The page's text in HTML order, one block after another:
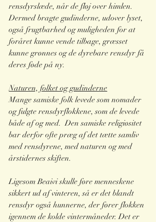
rensdyrslæde, når de fløj over himlen.
Dermed bragte gudinderne, udover lyset,
også frugtbarhed og muligheden for at
foråret kunne vende tilbage, græsset
kunne grønnes og de dyrebare rensdyr få
deres føde på ny.
Naturen, folket og gudinderne
Mange samiske folk levede som nomader
og fulgte rensdyrflokkene, som de levede
både af og med.  Den samiske religiøsitet
bar derfor ofte præg af det tætte samliv
med rensdyrene, med naturen og med
årstidernes skiften.
Ligesom Beaivi skulle føre menneskene
sikkert ud af vinteren, så er det blandt
rensdyr også hunnerne, der fører flokken
igennem de kolde vintermåneder. Det er